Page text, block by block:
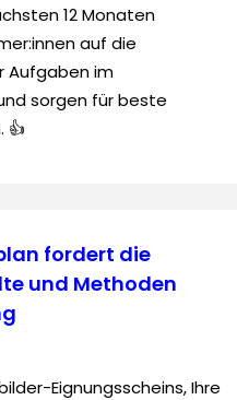
12 Monaten
auf die
Aufgaben im
sorgen für beste
👍
fordert die
und Methoden
Eignungsscheins, Ihre